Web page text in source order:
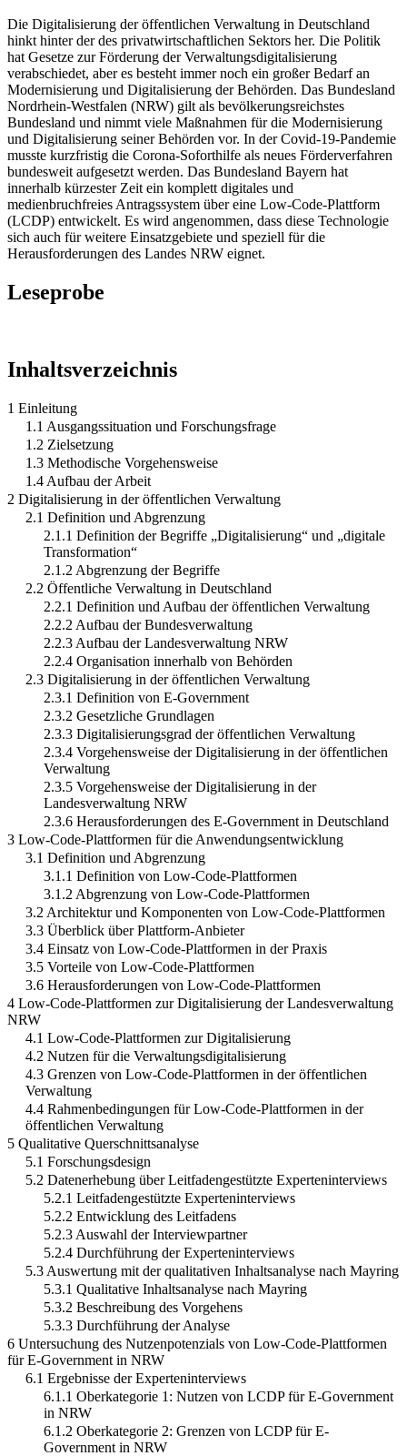
Die Digitalisierung der öffentlichen Verwaltung in Deutschland
hinkt hinter der des privatwirtschaftlichen Sektors her. Die Politik
hat Gesetze zur Förderung der Verwaltungsdigitalisierung
verabschiedet, aber es besteht immer noch ein großer Bedarf an
Modernisierung und Digitalisierung der Behörden. Das Bundesland
Nordrhein-Westfalen (NRW) gilt als bevölkerungsreichstes
Bundesland und nimmt viele Maßnahmen für die Modernisierung
und Digitalisierung seiner Behörden vor. In der Covid-19-Pandemie
musste kurzfristig die Corona-Soforthilfe als neues Förderverfahren
bundesweit aufgesetzt werden. Das Bundesland Bayern hat
innerhalb kürzester Zeit ein komplett digitales und
medienbruchfreies Antragssystem über eine Low-Code-Plattform
(LCDP) entwickelt. Es wird angenommen, dass diese Technologie
sich auch für weitere Einsatzgebiete und speziell für die
Herausforderungen des Landes NRW eignet.
Leseprobe
Inhaltsverzeichnis
1 Einleitung
1.1 Ausgangssituation und Forschungsfrage
1.2 Zielsetzung
1.3 Methodische Vorgehensweise
1.4 Aufbau der Arbeit
2 Digitalisierung in der öffentlichen Verwaltung
2.1 Definition und Abgrenzung
2.1.1 Definition der Begriffe „Digitalisierung“ und „digitale
Transformation“
2.1.2 Abgrenzung der Begriffe
2.2 Öffentliche Verwaltung in Deutschland
2.2.1 Definition und Aufbau der öffentlichen Verwaltung
2.2.2 Aufbau der Bundesverwaltung
2.2.3 Aufbau der Landesverwaltung NRW
2.2.4 Organisation innerhalb von Behörden
2.3 Digitalisierung in der öffentlichen Verwaltung
2.3.1 Definition von E-Government
2.3.2 Gesetzliche Grundlagen
2.3.3 Digitalisierungsgrad der öffentlichen Verwaltung
2.3.4 Vorgehensweise der Digitalisierung in der öffentlichen
Verwaltung
2.3.5 Vorgehensweise der Digitalisierung in der
Landesverwaltung NRW
2.3.6 Herausforderungen des E-Government in Deutschland
3 Low-Code-Plattformen für die Anwendungsentwicklung
3.1 Definition und Abgrenzung
3.1.1 Definition von Low-Code-Plattformen
3.1.2 Abgrenzung von Low-Code-Plattformen
3.2 Architektur und Komponenten von Low-Code-Plattformen
3.3 Überblick über Plattform-Anbieter
3.4 Einsatz von Low-Code-Plattformen in der Praxis
3.5 Vorteile von Low-Code-Plattformen
3.6 Herausforderungen von Low-Code-Plattformen
4 Low-Code-Plattformen zur Digitalisierung der Landesverwaltung
NRW
4.1 Low-Code-Plattformen zur Digitalisierung
4.2 Nutzen für die Verwaltungsdigitalisierung
4.3 Grenzen von Low-Code-Plattformen in der öffentlichen
Verwaltung
4.4 Rahmenbedingungen für Low-Code-Plattformen in der
öffentlichen Verwaltung
5 Qualitative Querschnittsanalyse
5.1 Forschungsdesign
5.2 Datenerhebung über Leitfadengestützte Experteninterviews
5.2.1 Leitfadengestützte Experteninterviews
5.2.2 Entwicklung des Leitfadens
5.2.3 Auswahl der Interviewpartner
5.2.4 Durchführung der Experteninterviews
5.3 Auswertung mit der qualitativen Inhaltsanalyse nach Mayring
5.3.1 Qualitative Inhaltsanalyse nach Mayring
5.3.2 Beschreibung des Vorgehens
5.3.3 Durchführung der Analyse
6 Untersuchung des Nutzenpotenzials von Low-Code-Plattformen
für E-Government in NRW
6.1 Ergebnisse der Experteninterviews
6.1.1 Oberkategorie 1: Nutzen von LCDP für E-Government
in NRW
6.1.2 Oberkategorie 2: Grenzen von LCDP für E-
Government in NRW